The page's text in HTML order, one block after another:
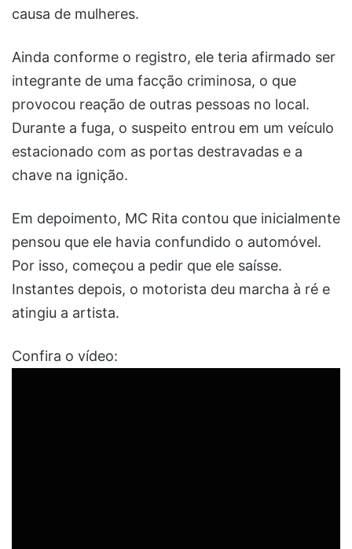
causa de mulheres.
Ainda conforme o registro, ele teria afirmado ser
integrante de uma facção criminosa, o que
provocou reação de outras pessoas no local.
Durante a fuga, o suspeito entrou em um veículo
estacionado com as portas destravadas e a
chave na ignição.
Em depoimento, MC Rita contou que inicialmente
pensou que ele havia confundido o automóvel.
Por isso, começou a pedir que ele saísse.
Instantes depois, o motorista deu marcha à ré e
atingiu a artista.
Confira o vídeo: